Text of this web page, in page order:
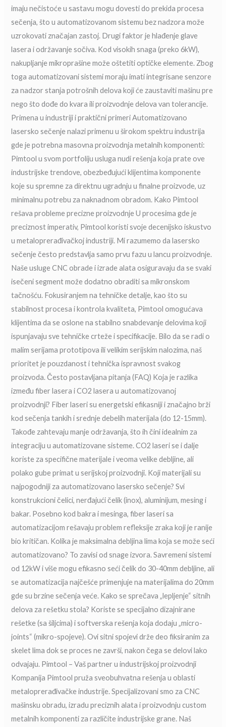
imaju nečistoće u sastavu mogu dovesti do prekida procesa
sečenja, što u automatizovanom sistemu bez nadzora može
uzrokovati značajan zastoj. Drugi faktor je hlađenje glave
lasera i održavanje sočiva. Kod visokih snaga (preko 6kW),
nakupljanje mikroprašine može oštetiti optičke elemente. Zbog
toga automatizovani sistemi moraju imati integrisane senzore
za nadzor stanja potrošnih delova koji će zaustaviti mašinu pre
nego što dođe do kvara ili proizvodnje delova van tolerancije.
Primena u industriji i praktični primeri Automatizovano
lasersko sečenje nalazi primenu u širokom spektru industrija
gde je potrebna masovna proizvodnja metalnih komponenti:
Pimtool u svom portfoliju usluga nudi rešenja koja prate ove
industrijske trendove, obezbeđujući klijentima komponente
koje su spremne za direktnu ugradnju u finalne proizvode, uz
minimalnu potrebu za naknadnom obradom. Kako Pimtool
rešava probleme precizne proizvodnje U procesima gde je
preciznost imperativ, Pimtool koristi svoje decenijsko iskustvo
u metaloprerađivačkoj industriji. Mi razumemo da lasersko
sečenje često predstavlja samo prvu fazu u lancu proizvodnje.
Naše usluge CNC obrade i izrade alata osiguravaju da se svaki
isečeni segment može dodatno obraditi sa mikronskom
tačnošću. Fokusiranjem na tehničke detalje, kao što su
stabilnost procesa i kontrola kvaliteta, Pimtool omogućava
klijentima da se oslone na stabilno snabdevanje delovima koji
ispunjavaju sve tehničke crteže i specifikacije. Bilo da se radi o
malim serijama prototipova ili velikim serijskim nalozima, naš
prioritet je pouzdanost i tehnička ispravnost svakog
proizvoda. Često postavljana pitanja (FAQ) Koja je razlika
između fiber lasera i CO2 lasera u automatizovanoj
proizvodnji? Fiber laseri su energetski efikasniji i značajno brži
kod sečenja tankih i srednje debelih materijala (do 12-15mm).
Takođe zahtevaju manje održavanja, što ih čini idealnim za
integraciju u automatizovane sisteme. CO2 laseri se i dalje
koriste za specifične materijale i veoma velike debljine, ali
polako gube primat u serijskoj proizvodnji. Koji materijali su
najpogodniji za automatizovano lasersko sečenje? Svi
konstrukcioni čelici, nerđajući čelik (inox), aluminijum, mesing i
bakar. Posebno kod bakra i mesinga, fiber laseri sa
automatizacijom rešavaju problem refleksije zraka koji je ranije
bio kritičan. Kolika je maksimalna debljina lima koja se može seći
automatizovano? To zavisi od snage izvora. Savremeni sistemi
od 12kW i više mogu efikasno seći čelik do 30-40mm debljine, ali
se automatizacija najčešće primenjuje na materijalima do 20mm
gde su brzine sečenja veće. Kako se sprečava „lepljenje“ sitnih
delova za rešetku stola? Koriste se specijalno dizajnirane
rešetke (sa šiljcima) i softverska rešenja koja dodaju „micro-
joints“ (mikro-spojeve). Ovi sitni spojevi drže deo fiksiranim za
skelet lima dok se proces ne završi, nakon čega se delovi lako
odvajaju. Pimtool – Vaš partner u industrijskoj proizvodnji
Kompanija Pimtool pruža sveobuhvatna rešenja u oblasti
metaloprerađivačke industrije. Specijalizovani smo za CNC
mašinsku obradu, izradu preciznih alata i proizvodnju custom
metalnih komponenti za različite industrijske grane. Naš